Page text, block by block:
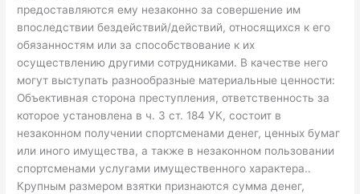
предоставляются ему незаконно за совершение им
впоследствии бездействий/действий, относящихся к его
обязанностям или за способствование к их
осуществлению другими сотрудниками. В качестве него
могут выступать разнообразные материальные ценности:
Объективная сторона преступления, ответственность за
которое установлена в ч. 3 ст. 184 УК, состоит в
незаконном получении спортсменами денег, ценных бумаг
или иного имущества, а также в незаконном пользовании
спортсменами услугами имущественного характера..
Крупным размером взятки признаются сумма денег,